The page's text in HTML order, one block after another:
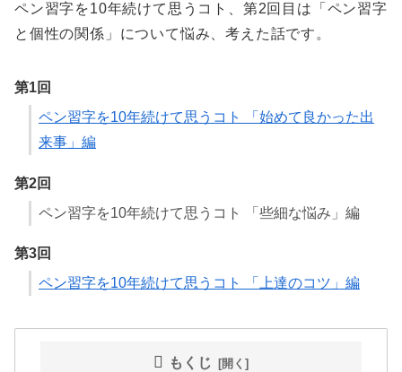
ペン習字を10年続けて思うコト、第2回目は「ペン習字
と個性の関係」について悩み、考えた話です。
第1回
ペン習字を10年続けて思うコト 「始めて良かった出
来事」編
第2回
ペン習字を10年続けて思うコト 「些細な悩み」編
第3回
ペン習字を10年続けて思うコト 「上達のコツ」編
もくじ